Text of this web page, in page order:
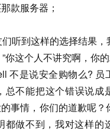
款服务器；
听到这样的选择结果，
你这个人不讲究啊，你
不是说安全购物么? 员
总不能把这个错误说成
事情，你们的道歉呢？
都做不到，我对这样的